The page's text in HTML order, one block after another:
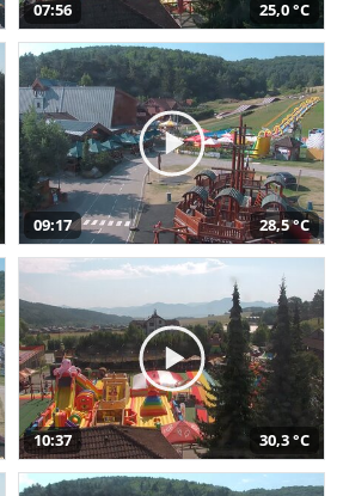
07:56 25,0 °C
09:17 28,5 °C
10:37 30,3 °C